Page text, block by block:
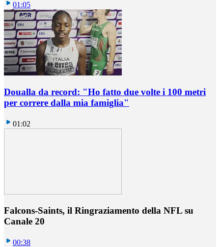
01:05
Doualla da record: "Ho fatto due volte i 100 metri
per correre dalla mia famiglia"
01:02
Falcons-Saints, il Ringraziamento della NFL su
Canale 20
00:38